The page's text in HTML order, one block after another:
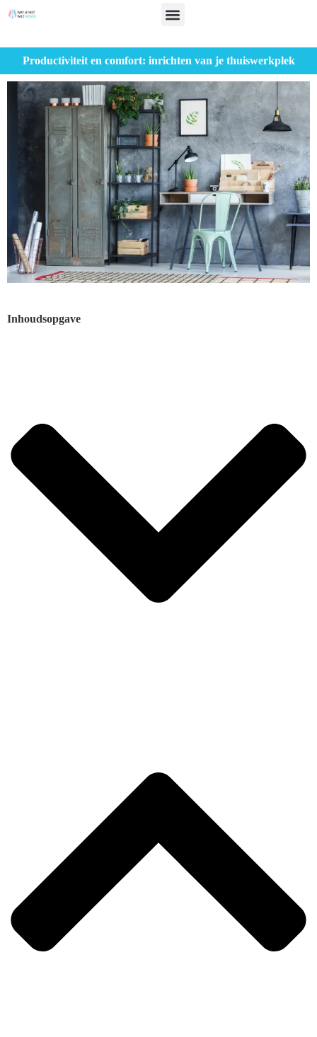
Productiviteit en comfort: inrichten van je thuiswerkplek
Inhoudsopgave